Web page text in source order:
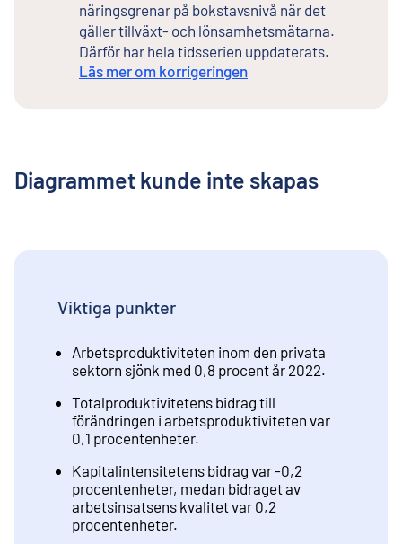
näringsgrenar på bokstavsnivå när det
gäller tillväxt- och lönsamhetsmätarna.
Därför har hela tidsserien uppdaterats.
Läs mer om korrigeringen
Diagrammet kunde inte skapas
Viktiga punkter
Arbetsproduktiviteten inom den privata
sektorn sjönk med 0,8 procent år 2022.
Totalproduktivitetens bidrag till
förändringen i arbetsproduktiviteten var
0,1 procentenheter.
Kapitalintensitetens bidrag var -0,2
procentenheter, medan bidraget av
arbetsinsatsens kvalitet var 0,2
procentenheter.